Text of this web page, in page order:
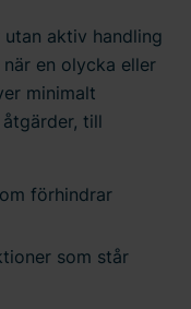
utan aktiv handling
en olycka eller
minimalt
till
förhindrar
som står